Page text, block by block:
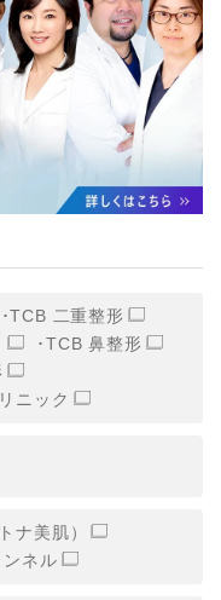
を、厳正な管理の下
の不正アクセス・紛
止するため、必要か
術的防御措置を講じ
に必要な範囲で、取
ります。
社団法人メディカル
ス
TCB 二重整形
TCB 鼻整形
ニック
ナ美肌）
ネル